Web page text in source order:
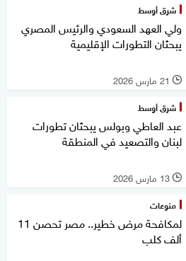
شرق أوسط
ولي العهد السعودي والرئيس المصري
يبحثان التطورات الإقليمية
l 21 مارس 2026
شرق أوسط
عبد العاطي وبولس يبحثان تطورات
لبنان والتصعيد في المنطقة
l 13 مارس 2026
منوعات
لمكافحة مرض خطير.. مصر تحصن 11
ألف كلب